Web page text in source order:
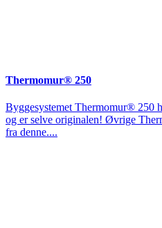
Thermomur® 250
Byggesystemet Thermomur® 250
og er selve originalen! Øvrige
fra denne....